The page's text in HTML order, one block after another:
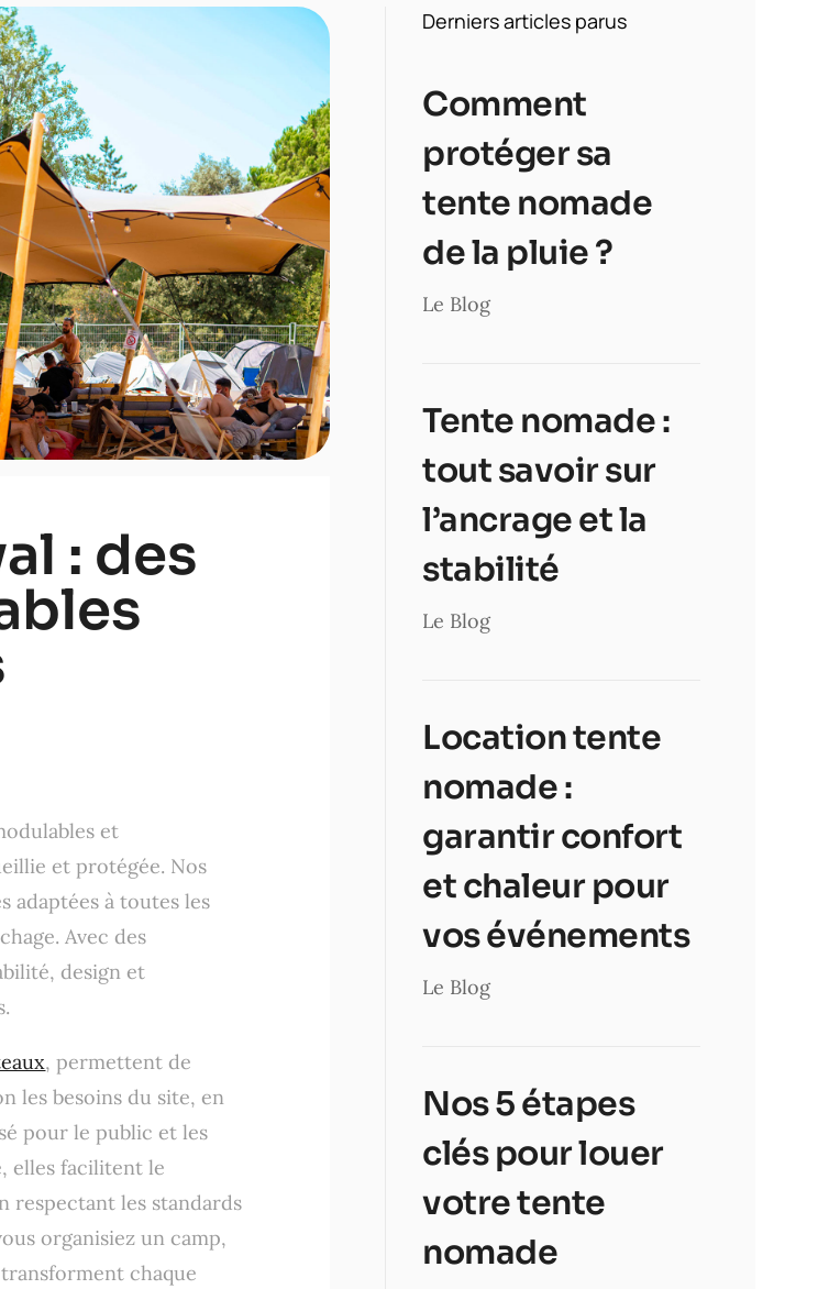
: des
et
et protégée. Nos
adaptées à toutes les
Avec des
design et
, permettent de
les besoins du site, en
pour le public et les
elles facilitent le
respectant les standards
organisiez un camp,
chaque
Derniers articles parus
Comment
protéger sa
tente nomade
de la pluie ?
Le Blog
Tente nomade :
tout savoir sur
l’ancrage et la
stabilité
Le Blog
Location tente
nomade :
garantir confort
et chaleur pour
vos événements
Le Blog
Nos 5 étapes
clés pour louer
votre tente
nomade